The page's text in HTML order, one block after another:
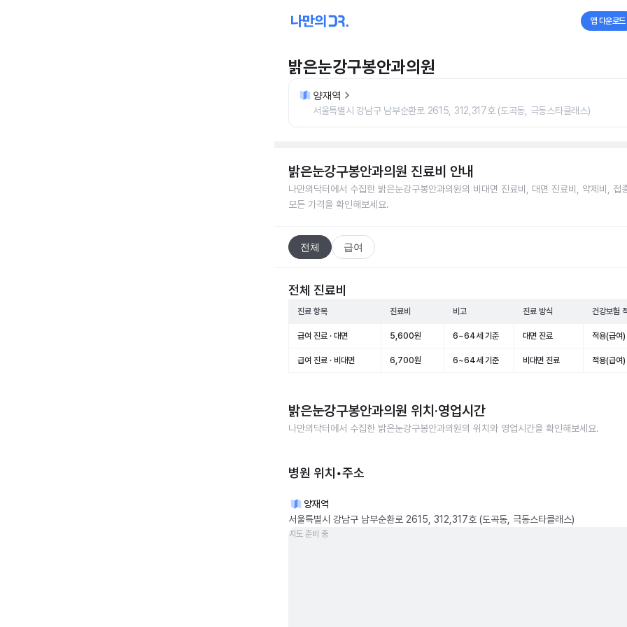
앱 다운로드
밝은눈강구봉안과의원
양재역
서울특별시 강남구 남부순환로 2615, 312,317호 (도곡동, 극동스타클래스)
밝은눈강구봉안과의원 진료비 안내
나만의닥터에서 수집한 밝은눈강구봉안과의원의 비대면 진료비, 대면 진료비, 약제비, 접
모든 가격을 확인해보세요.
전체 급여
전체 진료비
진료 항목 진료비 비고 진료 방식 건강보험
급여 진료 · 대면 5,600원 6~64세 기준 대면 진료 적용(급여)
급여 진료 · 비대면 6,700원 6~64세 기준 비대면 진료 적용(급여)
밝은눈강구봉안과의원 위치·영업시간
나만의닥터에서 수집한 밝은눈강구봉안과의원의 위치와 영업시간을 확인해보세요.
병원 위치•주소
양재역
서울특별시 강남구 남부순환로 2615, 312,317호 (도곡동, 극동스타클래스)
지도 준비 중